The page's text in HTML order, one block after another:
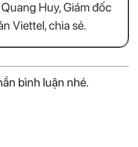
Huy, Giám đốc
Viettel, chia sẻ.
bình luận nhé.